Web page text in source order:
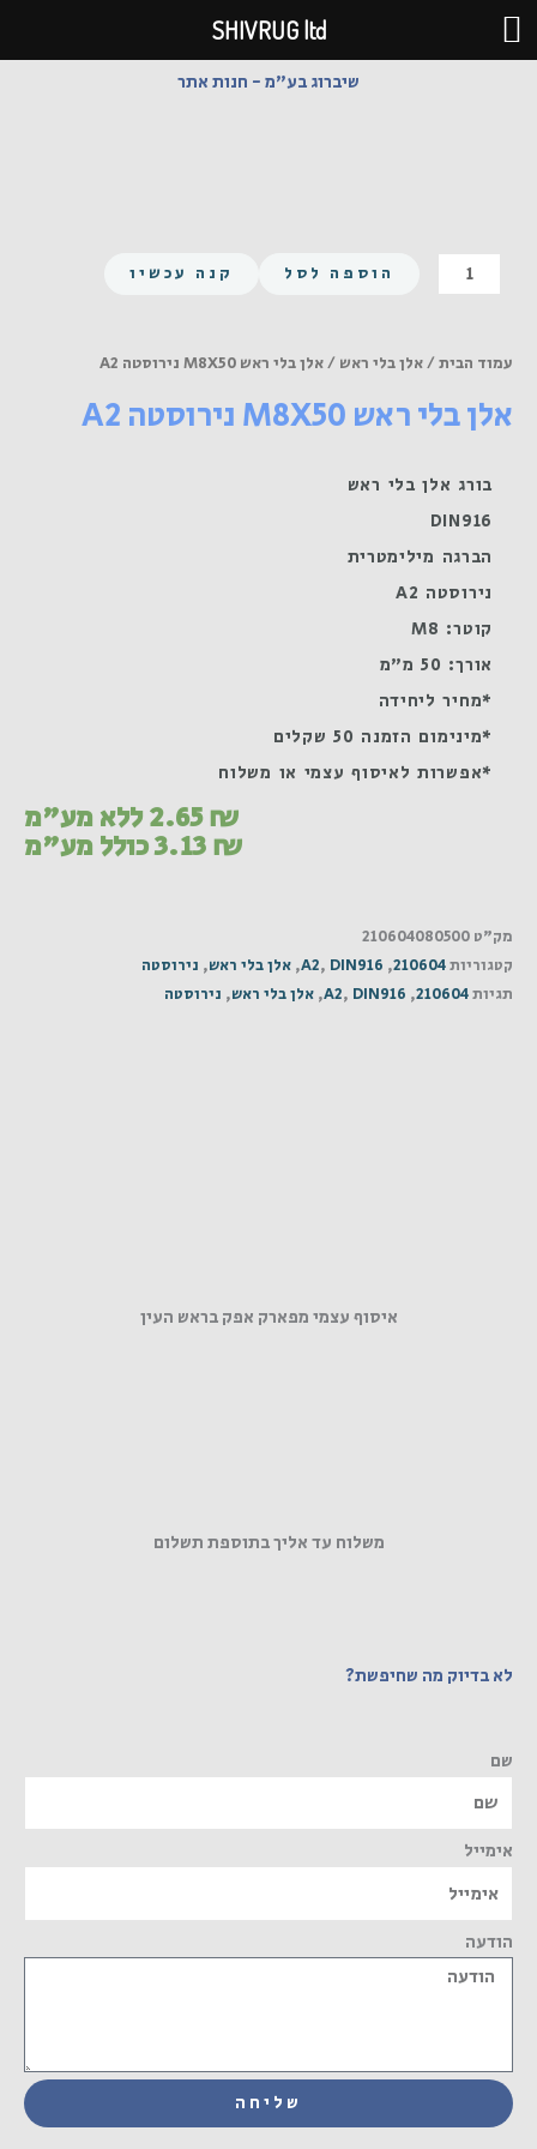
דילוג
לתוכן
שיברוג בע"מ - חנות אתר
כמות
של
M8X50
נירוסטה
הוספה לסל קנה עכשיו
עמוד הבית/אלן בלי ראש / אלן בלי ראש M8X50 נירוסטה A2
אלן בלי ראש M8X50 נירוסטה A2
בורג אלן בלי ראש
DIN916
הברגה מילימטרית
נירוסטה A2
קוטר: M8
אורך: 50 מ"מ
*מחיר ליחידה
*מינימום הזמנה 50 שקלים
*אפשרות לאיסוף עצמי או משלוח
2.65₪ ללא מע"מ
3.13₪ כולל מע"מ
מק"ט 210604080500
קטגוריות210604
,
A2, DIN916
, אלן בלי ראש, נירוסטה
תגיות210604
,
A2, DIN916
, אלן בלי ראש, נירוסטה
איסוף עצמי מפארק אפק בראש העין
משלוח עד אליך בתוספת תשלום
לא בדיוק מה שחיפשת?
שם
אימייל
הודעה
שליחה
SHIVRUG ltd